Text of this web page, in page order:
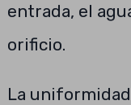
entrada, el
orificio.
La